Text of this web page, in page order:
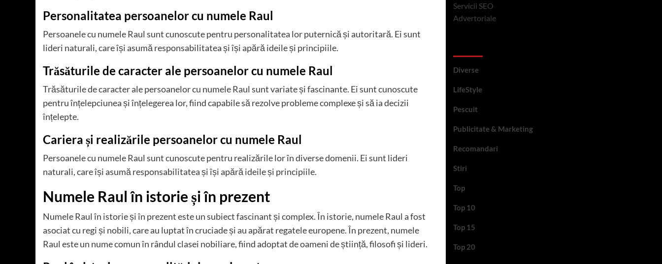
Personalitatea persoanelor cu numele Raul
Persoanele cu numele Raul sunt cunoscute pentru personalitatea lor puternică și autoritară. Ei sunt
lideri naturali, care își asumă responsabilitatea și își apără ideile și principiile.
Trăsăturile de caracter ale persoanelor cu numele Raul
Trăsăturile de caracter ale persoanelor cu numele Raul sunt variate și fascinante. Ei sunt cunoscute
pentru înțelepciunea și înțelegerea lor, fiind capabile să rezolve probleme complexe și să ia decizii
înțelepte.
Cariera și realizările persoanelor cu numele Raul
Persoanele cu numele Raul sunt cunoscute pentru realizările lor în diverse domenii. Ei sunt lideri
naturali, care își asumă responsabilitatea și își apără ideile și principiile.
Numele Raul în istorie și în prezent
Numele Raul în istorie și în prezent este un subiect fascinant și complex. În istorie, numele Raul a fost
asociat cu regi și nobili, care au luptat în cruciade și au apărat regatele europene. În prezent, numele
Raul este un nume comun în rândul clasei nobiliare, fiind adoptat de oameni de știință, filosofi și lideri.
Servicii SEO
Advertoriale
Diverse
LifeStyle
Pescuit
Publicitate & Marketing
Recomandari
Stiri
Top
Top 10
Top 15
Top 20